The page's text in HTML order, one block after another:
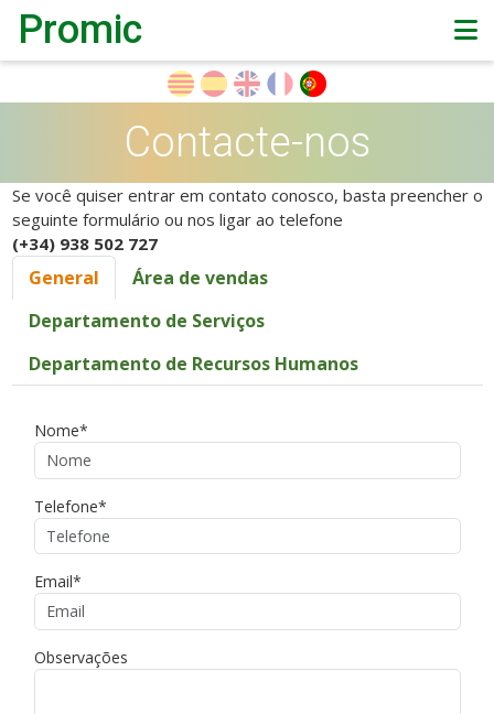
Promic
Contacte-nos
Se você quiser entrar em contato conosco, basta preencher o
seguinte formulário ou nos ligar ao telefone
(+34) 938 502 727
General
Área de vendas
Departamento de Serviços
Departamento de Recursos Humanos
Nome*
Telefone*
Email*
Observações